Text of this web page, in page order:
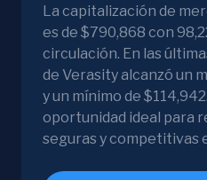
La capitalización de
es de $790,868 con
circulación. En las
de Verasity alcanzó un
y un mínimo de
oportunidad ideal para
seguras y competitivas